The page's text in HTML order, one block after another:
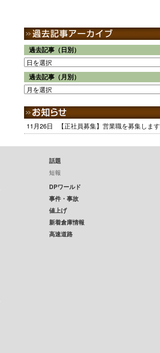
過去記事（日別）
過去記事（月別）
11月26日 【正社員募集】営業職を募集します
話題
短報
DPワールド
事件・事故
値上げ
新着倉庫情報
高速道路